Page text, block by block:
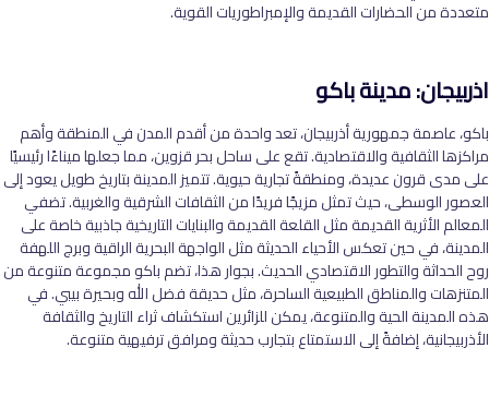
متعددة من الحضارات القديمة والإمبراطوريات القوية.
اذربيجان: مدينة باكو
باكو، عاصمة جمهورية أذربيجان، تعد واحدة من أقدم المدن في المنطقة وأهم
مراكزها الثقافية والاقتصادية. تقع على ساحل بحر قزوين، مما جعلها ميناءًا رئيسيًا
على مدى قرون عديدة، ومنطقةً تجارية حيوية. تتميز المدينة بتاريخ طويل يعود إلى
العصور الوسطى، حيث تمثل مزيجًا فريدًا من الثقافات الشرقية والغربية. تضفي
المعالم الأثرية القديمة مثل القلعة القديمة والبنايات التاريخية جاذبية خاصة على
المدينة، في حين تعكس الأحياء الحديثة مثل الواجهة البحرية الراقية وبرج اللهفة
روح الحداثة والتطور الاقتصادي الحديث. بجوار هذا، تضم باكو مجموعة متنوعة من
المتنزهات والمناطق الطبيعية الساحرة، مثل حديقة فضل الله وبحيرة بيبي. في
هذه المدينة الحية والمتنوعة، يمكن للزائرين استكشاف ثراء التاريخ والثقافة
الأذربيجانية، إضافةً إلى الاستمتاع بتجارب حديثة ومرافق ترفيهية متنوعة.